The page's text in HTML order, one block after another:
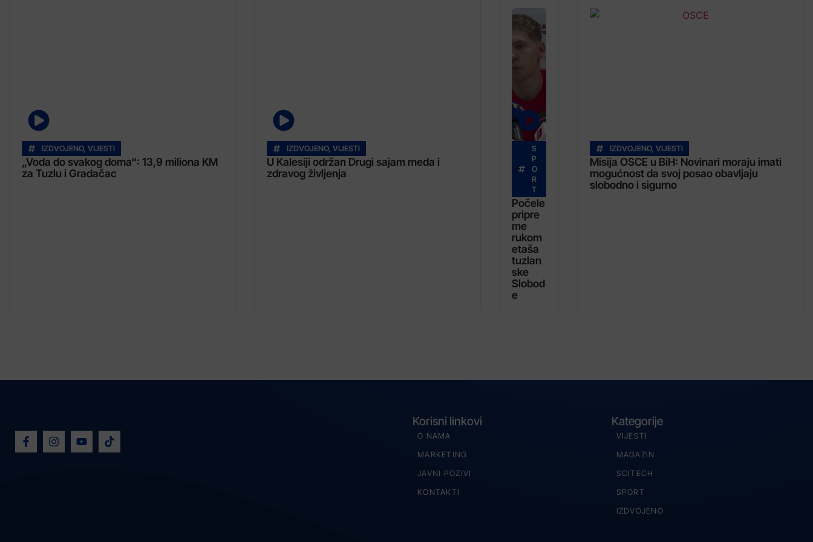
IZDVOJENO, VIJESTI
„Voda do svakog doma“: 13,9 miliona KM
za Tuzlu i Gradačac
IZDVOJENO, VIJESTI
U Kalesiji održan Drugi sajam meda i
zdravog življenja
S
P
O
R
T
Počele
pripre
me
rukom
etaša
tuzlan
ske
Slobod
e
IZDVOJENO, VIJESTI
Misija OSCE u BiH: Novinari moraju imati
mogućnost da svoj posao obavljaju
slobodno i sigurno
Korisni linkovi
O NAMA
MARKETING
JAVNI POZIVI
KONTAKTI
Kategorije
VIJESTI
MAGAZIN
SCITECH
SPORT
IZDVOJENO